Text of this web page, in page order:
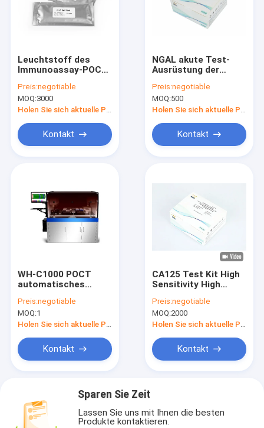
Leuchtstoff des
Immunoassay-POCT
Test-der
Ausrüstungs-IL-6 12
Monate Garantie-
Preis:negotiable
MOQ:3000
Kontakt
NGAL akute Test-
Ausrüstung der
WWHS hohe schnelle
der Empfindlichkeits-
POCT
Preis:negotiable
MOQ:500
Kontakt
WH-C1000 POCT
automatisches
Instrument-200
Tests/H
Preis:negotiable
MOQ:1
Holen Sie sich aktuelle Preis
Kontakt
CA125 Test Kit High
Sensitivity High
im Plasma und im
Serum
Preis:negotiable
MOQ:2000
Holen Sie sich aktuelle Preis
Kontakt
Sparen Sie Zeit
Lassen Sie uns mit Ihnen die besten
Produkte kontaktieren.